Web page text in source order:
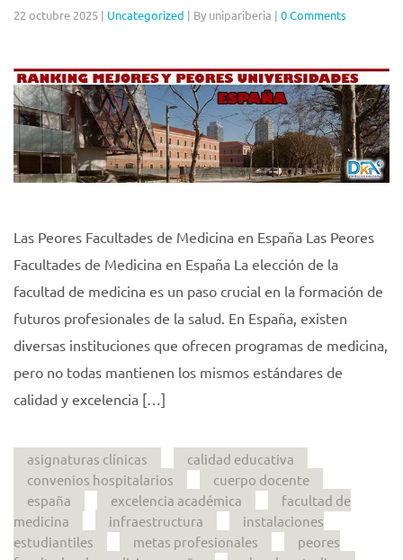
22 octubre 2025 | Uncategorized | By unipariberia | 0 Comments
Las Peores Facultades de Medicina en España Las Peores
Facultades de Medicina en España La elección de la
facultad de medicina es un paso crucial en la formación de
futuros profesionales de la salud. En España, existen
diversas instituciones que ofrecen programas de medicina,
pero no todas mantienen los mismos estándares de
calidad y excelencia […]
asignaturas clínicas
calidad educativa
convenios hospitalarios
cuerpo docente
españa
excelencia académica
facultad de
medicina
infraestructura
instalaciones
estudiantiles
metas profesionales
peores